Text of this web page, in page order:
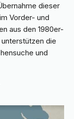
dieser
Vorder- und
aus den 1980er-
die
und